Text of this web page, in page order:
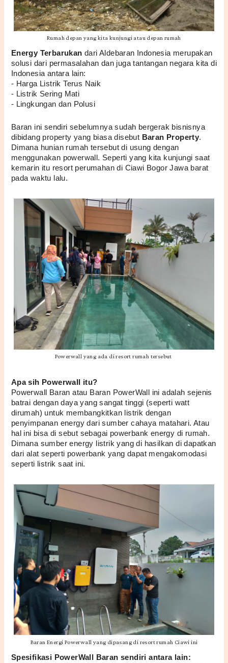
Rumah depan yang kita kunjungi atau depan rumah
Energy Terbarukan dari Aldebaran Indonesia merupakan
solusi dari permasalahan dan juga tantangan negara kita di
Indonesia antara lain:
- Harga Listrik Terus Naik
- Listrik Sering Mati
- Lingkungan dan Polusi
Baran ini sendiri sebelumnya sudah bergerak bisnisnya
dibidang property yang biasa disebut Baran Property.
Dimana hunian rumah tersebut di usung dengan
menggunakan powerwall. Seperti yang kita kunjungi saat
kemarin itu resort perumahan di Ciawi Bogor Jawa barat
pada waktu lalu.
Powerwall yang ada di resort rumah tersebut
Apa sih Powerwall itu?
Powerwall Baran atau Baran PowerWall ini adalah sejenis
batrai dengan daya yang sangat tinggi (seperti watt
dirumah) untuk membangkitkan listrik dengan
penyimpanan energy dari sumber cahaya matahari. Atau
hal ini bisa di sebut sebagai powerbank energy di rumah.
Dimana sumber energy listrik yang di hasilkan di dapatkan
dari alat seperti powerbank yang dapat mengakomodasi
seperti listrik saat ini.
Baran Energi Powerwall yang dipasang di resort rumah Ciawi ini
Spesifikasi PowerWall Baran sendiri antara lain: